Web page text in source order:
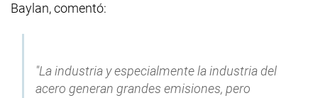
Baylan, comentó:
"La industria y especialmente la industria del
acero generan grandes emisiones, pero